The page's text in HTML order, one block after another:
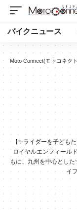
バイクニュース
Moto Connect(モトコネク
【✨ライダーを子ども
ロイヤルエンフィール
もに、九州を中心とし
イ